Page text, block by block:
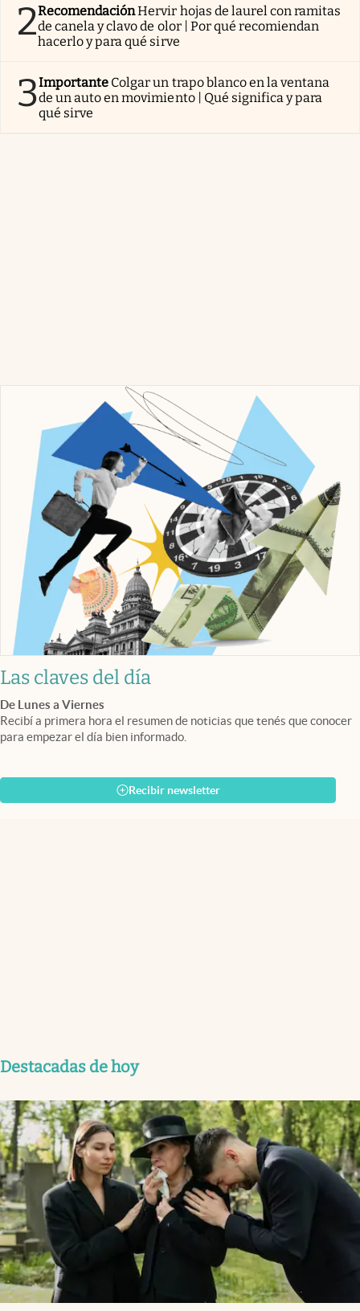
2RecomendaciónHervir hojas de laurel con ramitas
de canela y clavo de olor | Por qué recomiendan
hacerlo y para qué sirve
3Importante Colgar un trapo blanco en la ventana
de un auto en movimiento | Qué significa y para
qué sirve
Las claves del día
De Lunes a Viernes
Recibí a primera hora el resumen de noticias que tenés que conocer
para empezar el día bien informado.
Recibir newsletter
Destacadas de hoy